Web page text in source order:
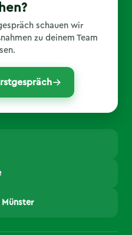
schauen wir
zu deinem Team
Münster